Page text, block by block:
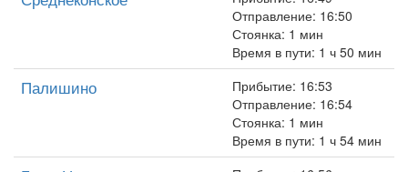
Отправление: 16:50
Стоянка: 1 мин
Время в пути: 1 ч 50 мин
Палишино
Прибытие: 16:53
Отправление: 16:54
Стоянка: 1 мин
Время в пути: 1 ч 54 мин